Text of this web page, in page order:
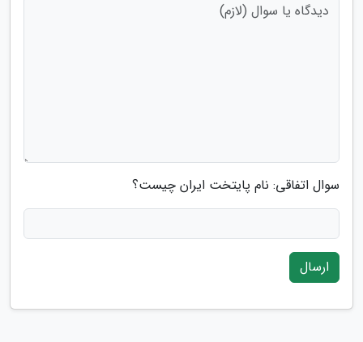
سوال اتفاقی: نام پایتخت ایران چیست؟
ارسال